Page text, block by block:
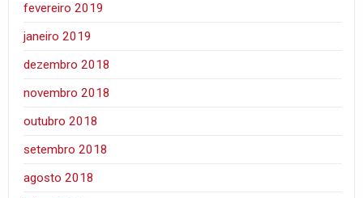
fevereiro 2019
janeiro 2019
dezembro 2018
novembro 2018
outubro 2018
setembro 2018
agosto 2018